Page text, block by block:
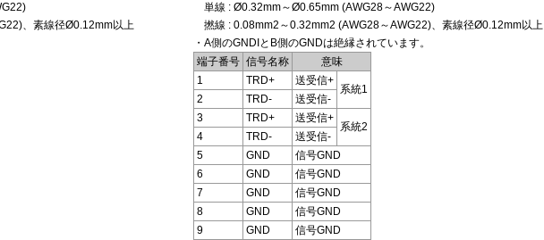
、素線径Ø0.12mm以上
単線 : Ø0.32mm～Ø0.65mm (AWG28～AWG22)
撚線 : 0.08mm2～0.32mm2 (AWG28～AWG22)、素線径Ø0.12mm以上
・A側のGNDIとB側のGNDは絶縁されています。
端子番号 信号名称
意味
1
TRD+ 送受信+
系統1
2 TRD-
送受信-
3
TRD+ 送受信+
系統2
4 TRD-
送受信-
5
GND
信号GND
6
GND
信号GND
7
GND
信号GND
8
GND
信号GND
9
GND 信号GND